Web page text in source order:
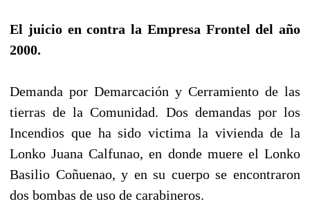
El juicio en contra la Empresa Frontel del año
2000.
Demanda por Demarcación y Cerramiento de las
tierras de la Comunidad. Dos demandas por los
Incendios que ha sido victima la vivienda de la
Lonko Juana Calfunao, en donde muere el Lonko
Basilio Coñuenao, y en su cuerpo se encontraron
dos bombas de uso de carabineros.